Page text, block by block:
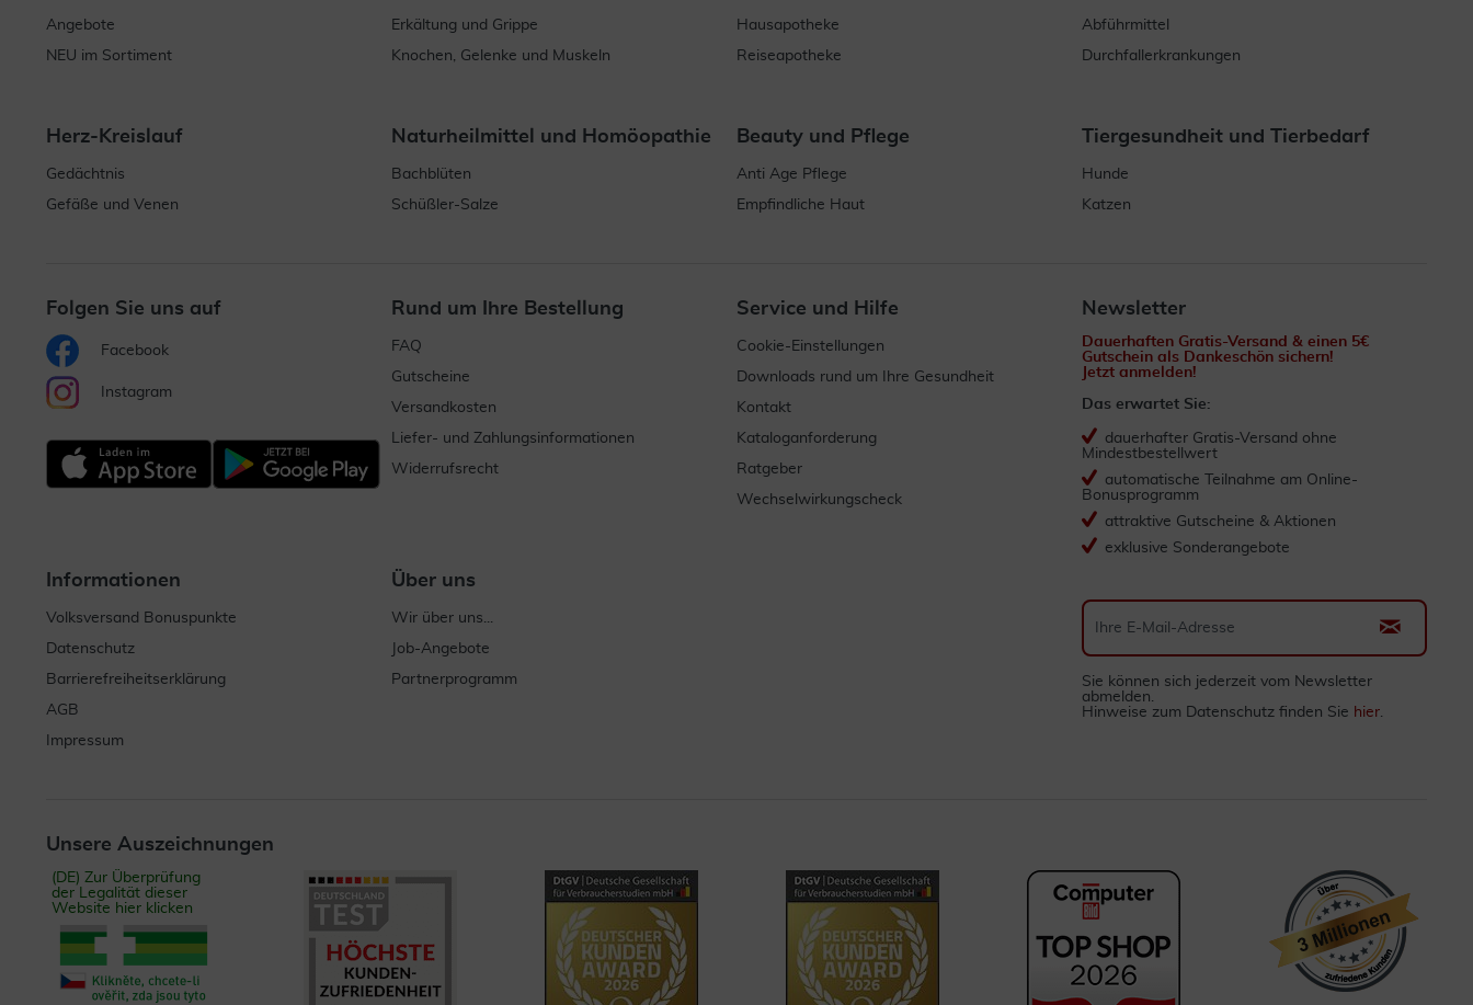
Angebote
NEU im Sortiment
Erkältung und Grippe
Knochen, Gelenke und Muskeln
Hausapotheke
Reiseapotheke
Abführmittel
Durchfallerkrankungen
Herz-Kreislauf
Gedächtnis
Gefäße und Venen
Naturheilmittel und Homöopathie
Bachblüten
Schüßler-Salze
Beauty und Pflege
Anti Age Pflege
Empfindliche Haut
Tiergesundheit und Tierbedarf
Hunde
Katzen
Folgen Sie uns auf
Facebook
Instagram
Rund um Ihre Bestellung
FAQ
Gutscheine
Versandkosten
Liefer- und Zahlungsinformationen
Widerrufsrecht
Service und Hilfe
Cookie-Einstellungen
Downloads rund um Ihre Gesundheit
Kontakt
Kataloganforderung
Ratgeber
Wechselwirkungscheck
Informationen
Volksversand Bonuspunkte
Datenschutz
Barrierefreiheitserklärung
AGB
Impressum
Über uns
Wir über uns...
Job-Angebote
Partnerprogramm
Newsletter
Dauerhaften Gratis-Versand & einen 5€
Gutschein als Dankeschön sichern!
Jetzt anmelden!
Das erwartet Sie:
dauerhafter Gratis-Versand ohne
Mindestbestellwert
automatische Teilnahme am Online-
Bonusprogramm
attraktive Gutscheine & Aktionen
exklusive Sonderangebote
Sie können sich jederzeit vom Newsletter
abmelden.
Hinweise zum Datenschutz finden Sie hier.
Unsere Auszeichnungen
(DE) Zur Überprüfung
der Legalität dieser
Website hier klicken